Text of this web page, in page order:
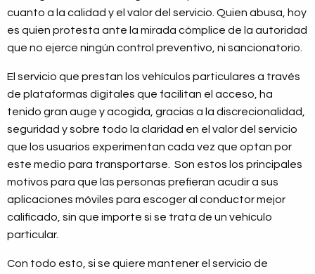
cuanto a la calidad y el valor del servicio. Quien abusa, hoy
es quien protesta ante la mirada cómplice de la autoridad
que no ejerce ningún control preventivo, ni sancionatorio.
El servicio que prestan los vehículos particulares a través
de plataformas digitales que facilitan el acceso, ha
tenido gran auge y acogida, gracias a la discrecionalidad,
seguridad y sobre todo la claridad en el valor del servicio
que los usuarios experimentan cada vez que optan por
este medio para transportarse. Son estos los principales
motivos para que las personas prefieran acudir a sus
aplicaciones móviles para escoger al conductor mejor
calificado, sin que importe si se trata de un vehículo
particular.
Con todo esto, si se quiere mantener el servicio de